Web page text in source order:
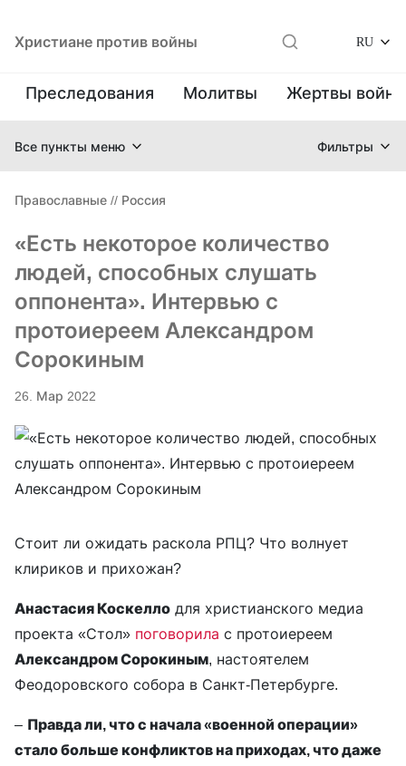
Христиане против войны RU
Преследования Молитвы Жертвы
Все пункты меню Фильтры
Православные // Россия
«Есть некоторое количество
людей, способных слушать
оппонента». Интервью с
протоиереем Александром
Сорокиным
26. Мар 2022
Стоит ли ожидать раскола РПЦ? Что волнует
клириков и прихожан?
Анастасия Коскелло для христианского медиа
проекта «Стол» поговорила с протоиереем
Александром Сорокиным, настоятелем
Феодоровского собора в Санкт-Петербурге.
– Правда ли, что с начала «военной операции»
стало больше конфликтов на приходах, что даже